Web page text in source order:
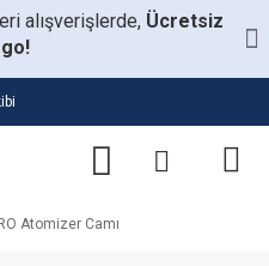
alışverişlerde, Ücretsiz
Atomizer Camı